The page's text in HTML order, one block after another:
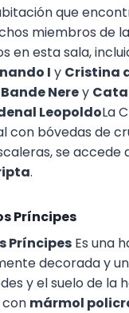
que
miembros de
en esta sala,
I y Cristina
Nerey
LeopoldoLa
con bóvedas de
se accede
.
Príncipes
Príncipes Es una
decorada y
y el suelo de la
mármol